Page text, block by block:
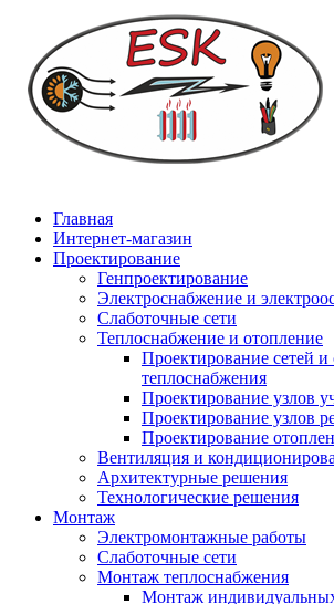
Главная
Интернет-магазин
Проектирование
Генпроектирование
Электроснабжение и
Слаботочные сети
Теплоснабжение и отопление
Проектирование сетей и
теплоснабжения
Проектирование узлов
Проектирование узлов
Проектирование
Вентиляция и
Архитектурные решения
Технологические решения
Монтаж
Электромонтажные работы
Слаботочные сети
Монтаж теплоснабжения
Монтаж